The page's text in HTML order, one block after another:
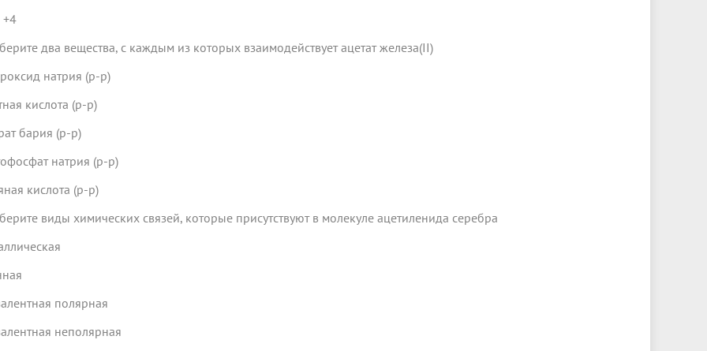
+4
два вещества, с каждым из которых взаимодействует ацетат железа(II)
натрия (р-р)
кислота (р-р)
бария (р-р)
натрия (р-р)
кислота (р-р)
виды химических связей, которые присутствуют в молекуле ацетиленида серебра
полярная
неполярная